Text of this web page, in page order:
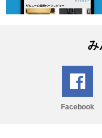
み
Facebook